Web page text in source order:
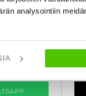
analysointiin
km